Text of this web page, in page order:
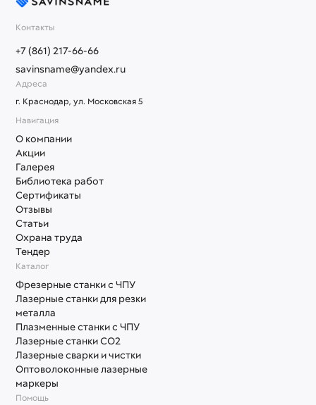
Контакты
+7 (861) 217-66-66
savinsname@yandex.ru
Адреса
г. Краснодар, ул. Московская 5
Помощь
Навигация
О компании
Акции
Галерея
Библиотека работ
Сертификаты
Отзывы
Статьи
Охрана труда
Тендер
Каталог
Фрезерные станки с ЧПУ
Лазерные станки для резки
металла
Плазменные станки с ЧПУ
Лазерные станки СО2
Лазерные сварки и чистки
Оптоволоконные лазерные
маркеры